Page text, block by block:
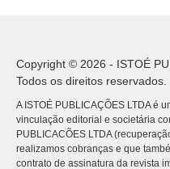
Copyright © 2026 - ISTOÉ
Todos os direitos reservados.
A ISTOÉ PUBLICAÇÕES LTDA é
vinculação editorial e societária
PUBLICACÕES LTDA
realizamos cobranças e que
contrato de assinatura da revista